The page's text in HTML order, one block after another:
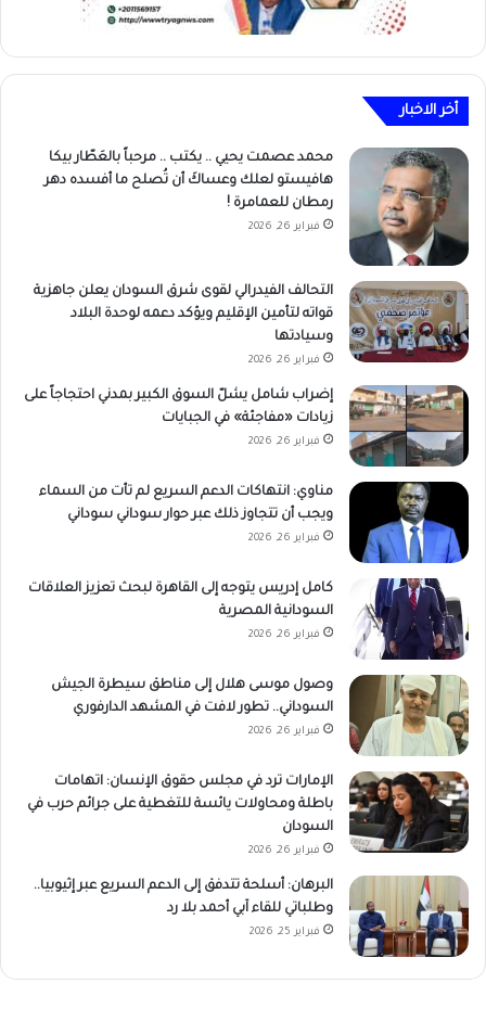
أخر الاخبار
محمد عصمت يحيي .. يكتب .. مرحباً بالعَطّار بيكا
هافيستو لعلك وعساكَ أن تُصلح ما أفسده دهر
رمطان للعمامرة !
فبراير 26, 2026
التحالف الفيدرالي لقوى شرق السودان يعلن جاهزية
قواته لتأمين الإقليم ويؤكد دعمه لوحدة البلاد
وسيادتها
فبراير 26, 2026
إضراب شامل يشلّ السوق الكبير بمدني احتجاجاً على
زيادات «مفاجئة» في الجبايات
فبراير 26, 2026
مناوي: انتهاكات الدعم السريع لم تأت من السماء
ويجب أن تتجاوز ذلك عبر حوار سوداني سوداني
فبراير 26, 2026
كامل إدريس يتوجه إلى القاهرة لبحث تعزيز العلاقات
السودانية المصرية
فبراير 26, 2026
وصول موسى هلال إلى مناطق سيطرة الجيش
السوداني.. تطور لافت في المشهد الدارفوري
فبراير 26, 2026
الإمارات ترد في مجلس حقوق الإنسان: اتهامات
باطلة ومحاولات يائسة للتغطية على جرائم حرب في
السودان
فبراير 26, 2026
البرهان: أسلحة تتدفق إلى الدعم السريع عبر إثيوبيا..
وطلباتي للقاء آبي أحمد بلا رد
فبراير 25, 2026